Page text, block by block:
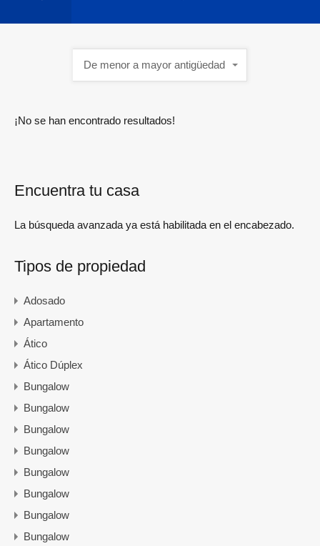
De menor a mayor antigüedad
¡No se han encontrado resultados!
Encuentra tu casa
La búsqueda avanzada ya está habilitada en el encabezado.
Tipos de propiedad
Adosado
Apartamento
Ático
Ático Dúplex
Bungalow
Bungalow
Bungalow
Bungalow
Bungalow
Bungalow
Bungalow
Bungalow